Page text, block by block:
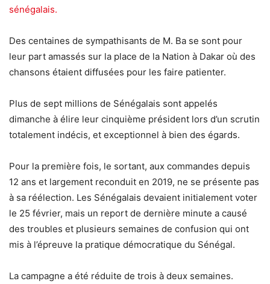
sénégalais.
Des centaines de sympathisants de M. Ba se sont pour
leur part amassés sur la place de la Nation à Dakar où des
chansons étaient diffusées pour les faire patienter.
Plus de sept millions de Sénégalais sont appelés
dimanche à élire leur cinquième président lors d’un scrutin
totalement indécis, et exceptionnel à bien des égards.
Pour la première fois, le sortant, aux commandes depuis
12 ans et largement reconduit en 2019, ne se présente pas
à sa réélection. Les Sénégalais devaient initialement voter
le 25 février, mais un report de dernière minute a causé
des troubles et plusieurs semaines de confusion qui ont
mis à l’épreuve la pratique démocratique du Sénégal.
La campagne a été réduite de trois à deux semaines.